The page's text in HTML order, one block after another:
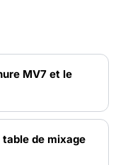
MV7 et le
de mixage